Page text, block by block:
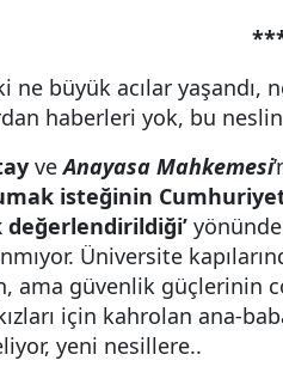
ne büyük acılar yaşandı,
haberleri yok, bu
veAnayasa Mahkemesi
isteğinin
yönünde
Üniversite
ama güvenlik güçlerinin
için kahrolan ana-
yeni nesillere..